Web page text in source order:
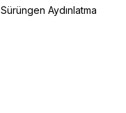
Sürüngen Aydınlatma